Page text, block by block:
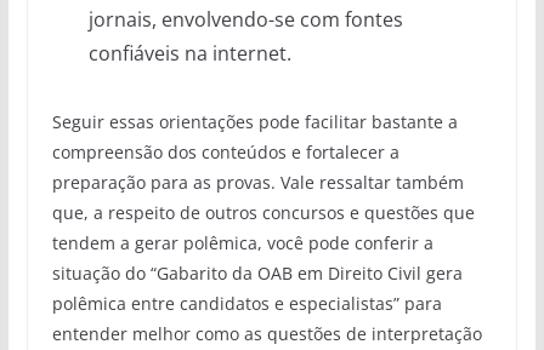
jornais, envolvendo-se com fontes
confiáveis na internet.
Seguir essas orientações pode facilitar bastante a
compreensão dos conteúdos e fortalecer a
preparação para as provas. Vale ressaltar também
que, a respeito de outros concursos e questões que
tendem a gerar polêmica, você pode conferir a
situação do “Gabarito da OAB em Direito Civil gera
polêmica entre candidatos e especialistas” para
entender melhor como as questões de interpretação